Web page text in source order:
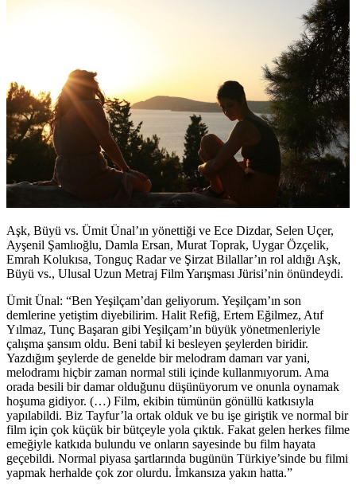
Aşk, Büyü vs. Ümit Ünal’ın yönettiği ve Ece Dizdar, Selen Uçer,
Ayşenil Şamlıoğlu, Damla Ersan, Murat Toprak, Uygar Özçelik,
Emrah Kolukısa, Tonguç Radar ve Şirzat Bilallar’ın rol aldığı Aşk,
Büyü vs., Ulusal Uzun Metraj Film Yarışması Jürisi’nin önündeydi.
Ümit Ünal: “Ben Yeşilçam’dan geliyorum. Yeşilçam’ın son
demlerine yetiştim diyebilirim. Halit Refiğ, Ertem Eğilmez, Atıf
Yılmaz, Tunç Başaran gibi Yeşilçam’ın büyük yönetmenleriyle
çalışma şansım oldu. Beni tabiİ ki besleyen şeylerden biridir.
Yazdığım şeylerde de genelde bir melodram damarı var yani,
melodramı hiçbir zaman normal stili içinde kullanmıyorum. Ama
orada besili bir damar olduğunu düşünüyorum ve onunla oynamak
hoşuma gidiyor. (…) Film, ekibin tümünün gönüllü katkısıyla
yapılabildi. Biz Tayfur’la ortak olduk ve bu işe giriştik ve normal bir
film için çok küçük bir bütçeyle yola çıktık. Fakat gelen herkes filme
emeğiyle katkıda bulundu ve onların sayesinde bu film hayata
geçebildi. Normal piyasa şartlarında bugünün Türkiye’sinde bu filmi
yapmak herhalde çok zor olurdu. İmkansıza yakın hatta.”